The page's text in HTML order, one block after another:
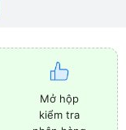
Mở hộp
kiểm tra